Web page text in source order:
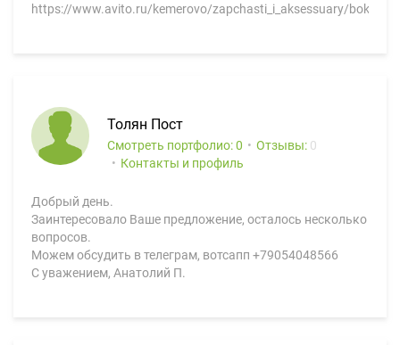
https://www.avito.ru/kemerovo/zapchasti_i_aksessuary/
Толян Пост
Смотреть портфолио: 0 Отзывы: 0
Контакты и профиль
Добрый день.
Заинтересовало Ваше предложение, осталось несколько
вопросов.
Можем обсудить в телеграм, вотсапп +79054048566
С уважением, Анатолий П.